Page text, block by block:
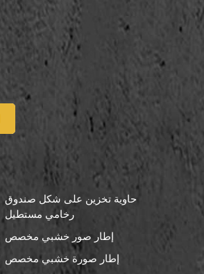
حاوية تخزين على شكل صندوق
رخامي مستطيل
إطار صور خشبي مخصص
إطار صورة خشبي مخصص